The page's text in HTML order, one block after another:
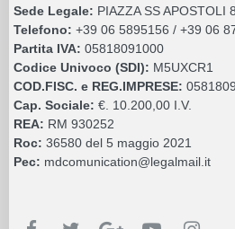
Sede Legale: PIAZZA SS APOSTOLI
Telefono: +39 06 5895156 / +39 06
Partita IVA: 05818091000
Codice Univoco (SDI): M5UXCR1
COD.FISC. e REG.IMPRESE:
Cap. Sociale: €. 10.200,00 I.V.
REA: RM 930252
Roc: 36580 del 5 maggio 2021
Pec: mdcomunication@legalmail.it